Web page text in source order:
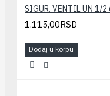
1.115,00RSD
Dodaj u korpu